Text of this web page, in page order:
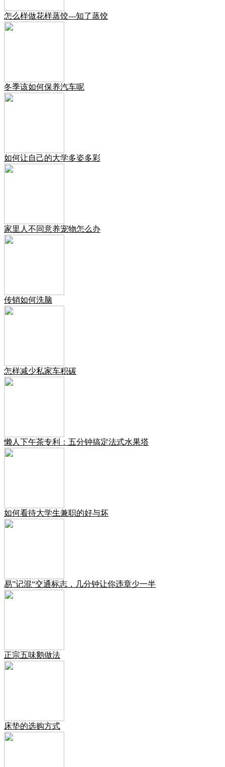
怎么样做花样蒸饺---知了蒸饺
冬季该如何保养汽车呢
如何让自己的大学多姿多彩
家里人不同意养宠物怎么办
传销如何洗脑
怎样减少私家车积碳
懒人下午茶专利：五分钟搞定法式水果塔
如何看待大学生兼职的好与坏
易”记混“交通标志，几分钟让你违章少一半
正宗五味鹅做法
床垫的选购方式